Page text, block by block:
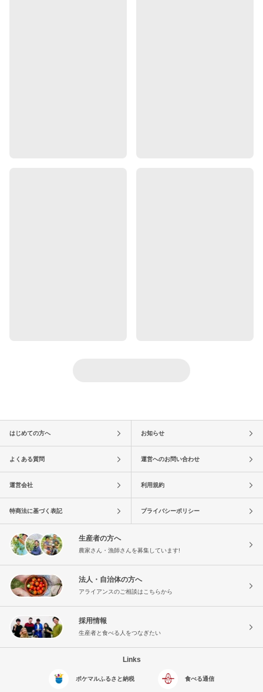
はじめての方へ お知らせ
よくある質問 運営へのお問い合わせ
運営会社 利用規約
特商法に基づく表記 プライバシーポリシー
生産者の方へ
農家さん・漁師さんを募集しています!
法人・自治体の方へ
アライアンスのご相談はこちらから
採用情報
生産者と食べる人をつなぎたい
Links
ポケマルふるさと納税 食べる通信